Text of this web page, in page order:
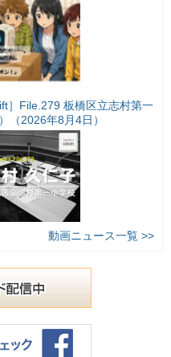
］File.279 板橋区立志村第一
（2026年8月4日）
動画ニュース一覧 >>